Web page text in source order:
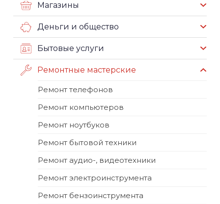
Магазины
Деньги и общество
Бытовые услуги
Ремонтные мастерские
Ремонт телефонов
Ремонт компьютеров
Ремонт ноутбуков
Ремонт бытовой техники
Ремонт аудио-, видеотехники
Ремонт электроинструмента
Ремонт бензоинструмента